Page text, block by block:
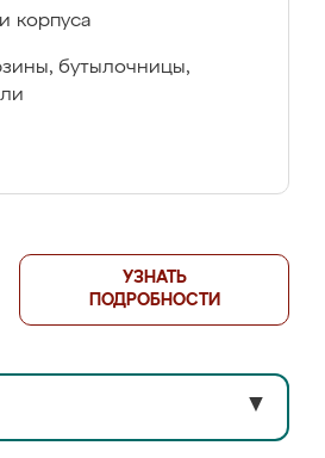
корпуса
бутылочницы,
УЗНАТЬ
ПОДРОБНОСТИ
▼